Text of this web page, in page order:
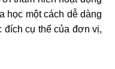
học một cách dễ dàng
đích cụ thể của đơn vị,